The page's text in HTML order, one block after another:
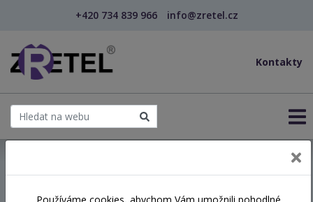
+420 734 839 966 info@zretel.cz
Kontakty